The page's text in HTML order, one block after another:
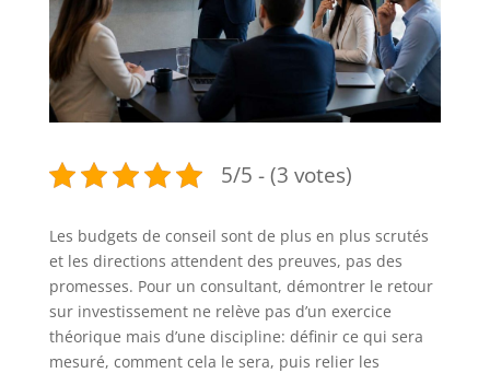
5/5 - (3 votes)
Les budgets de conseil sont de plus en plus scrutés
et les directions attendent des preuves, pas des
promesses. Pour un consultant, démontrer le retour
sur investissement ne relève pas d’un exercice
théorique mais d’une discipline: définir ce qui sera
mesuré, comment cela le sera, puis relier les